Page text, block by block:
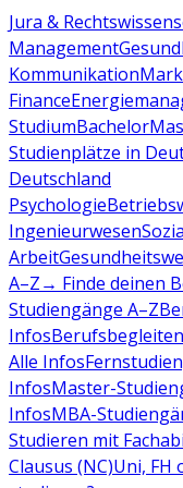
Jura &
Management
Kommunikation
Finance
StudiumBachelor
Studienplätze in
Deutschland
Psychologie
Ingenieurwesen
Arbeit
A–Z→ Finde deinen
Studiengänge A–Z
Infos
Alle Infos
InfosMaster-
InfosMBA-
Studieren mit
Clausus (NC)Uni, FH